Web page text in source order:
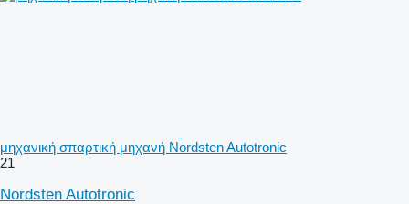
μηχανική σπαρτική μηχανή Nordsten Autotronic
21
Nordsten Autotronic